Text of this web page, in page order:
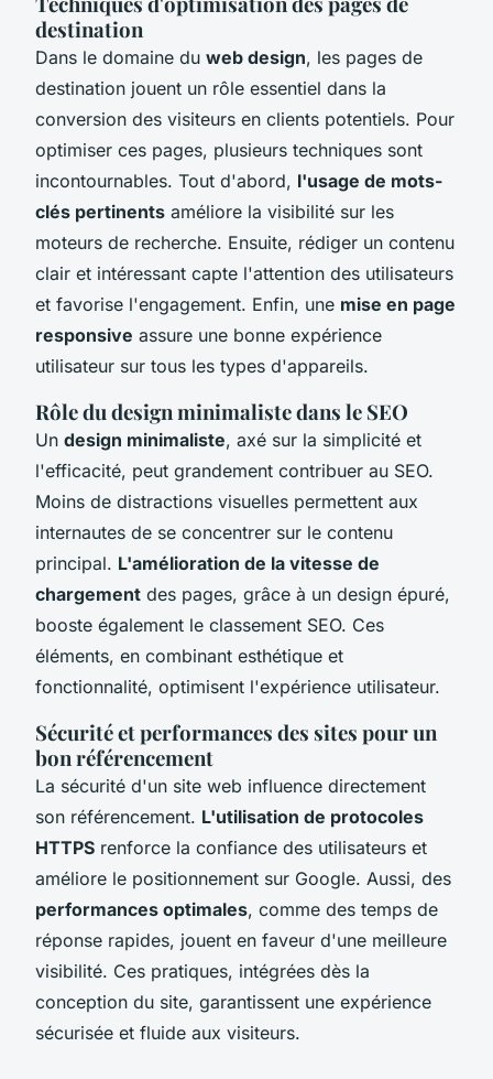
destination
Dans le domaine du web design, les pages de
destination jouent un rôle essentiel dans la
conversion des visiteurs en clients potentiels. Pour
optimiser ces pages, plusieurs techniques sont
incontournables. Tout d'abord, l'usage de mots-
clés pertinents améliore la visibilité sur les
moteurs de recherche. Ensuite, rédiger un contenu
clair et intéressant capte l'attention des utilisateurs
et favorise l'engagement. Enfin, une mise en page
responsive assure une bonne expérience
utilisateur sur tous les types d'appareils.
Rôle du design minimaliste dans le SEO
Un design minimaliste, axé sur la simplicité et
l'efficacité, peut grandement contribuer au SEO.
Moins de distractions visuelles permettent aux
internautes de se concentrer sur le contenu
principal. L'amélioration de la vitesse de
chargement des pages, grâce à un design épuré,
booste également le classement SEO. Ces
éléments, en combinant esthétique et
fonctionnalité, optimisent l'expérience utilisateur.
Sécurité et performances des sites pour un
bon référencement
La sécurité d'un site web influence directement
son référencement. L'utilisation de protocoles
HTTPS renforce la confiance des utilisateurs et
améliore le positionnement sur Google. Aussi, des
performances optimales, comme des temps de
réponse rapides, jouent en faveur d'une meilleure
visibilité. Ces pratiques, intégrées dès la
conception du site, garantissent une expérience
sécurisée et fluide aux visiteurs.